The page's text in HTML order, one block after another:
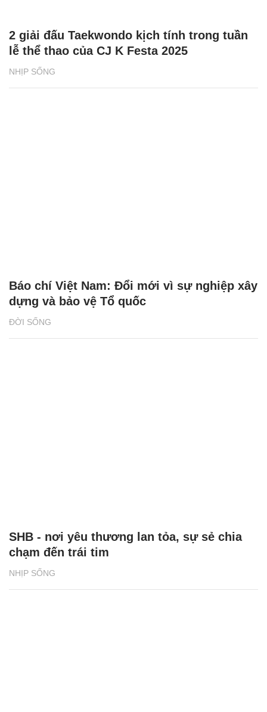
NHỊP SỐNG
2 giải đấu Taekwondo kịch tính trong tuần
lễ thể thao của CJ K Festa 2025
ĐỜI SỐNG
Báo chí Việt Nam: Đổi mới vì sự nghiệp xây
dựng và bảo vệ Tổ quốc
NHỊP SỐNG
SHB - nơi yêu thương lan tỏa, sự sẻ chia
chạm đến trái tim